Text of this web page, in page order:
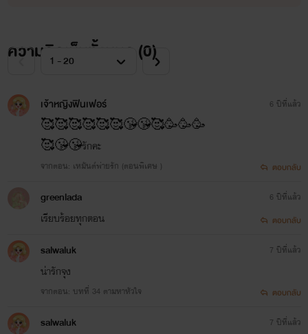
ด้วยน๊าา
ความคิดเห็นทั้งหมด (0)
เจ้าหญิงฟินเฟอร์
🥰🥰🥰🥰🥰🥰😘😘🥰🥳🥳🥳
🥰😘😘รักคะ
จากตอน: เหมันต์พ่ายรัก (ตอนพิเศษ )
6 ปีที่แล้ว
ตอบกลับ
greenlada
เรียบร้อยทุกตอน
6 ปีที่แล้ว
ตอบกลับ
salwaluk
น่ารักจุง
จากตอน: บทที่ 34 ตามหาหัวใจ
7 ปีที่แล้ว
ตอบกลับ
salwaluk 7 ปีที่แล้ว